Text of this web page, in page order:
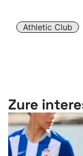
Athletic Club
Zure